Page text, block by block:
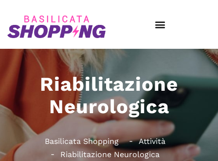
Riabilitazione
Neurologica
Basilicata Shopping
Attività
Riabilitazione Neurologica